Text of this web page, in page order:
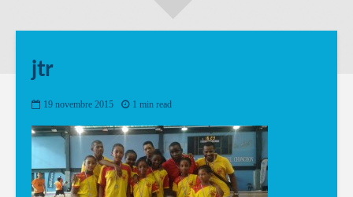
jtr
19 novembre 2015 1 min read